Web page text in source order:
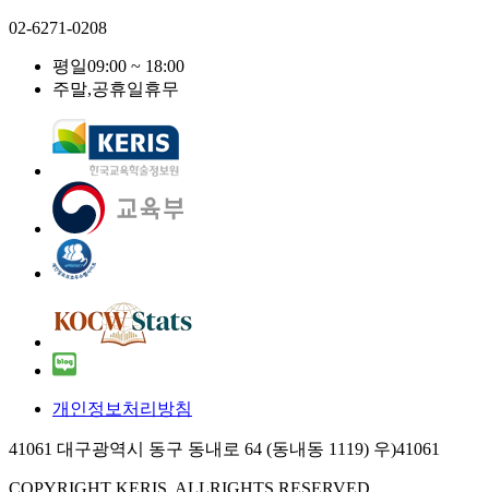
02-6271-0208
평일09:00 ~ 18:00
주말,공휴일휴무
개인정보처리방침
41061 대구광역시 동구 동내로 64 (동내동 1119) 우)41061
COPYRIGHT KERIS. ALLRIGHTS RESERVED